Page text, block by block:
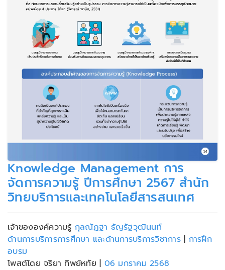
Knowledge Management การ
จัดการความรู้ ปีการศึกษา 2567 สำนัก
วิทยบริการและเทคโนโลยีสารสนเทศ
เจ้าขององค์ความรู้ กุลณัฏฐา ธัญรัฐวุฒินนท์
ด้านการบริการการศึกษา และด้านการบริการวิชาการ | การฝึก
อบรม
โพสต์โดย จริยา ทิพย์หทัย | 06 มกราคม 2568